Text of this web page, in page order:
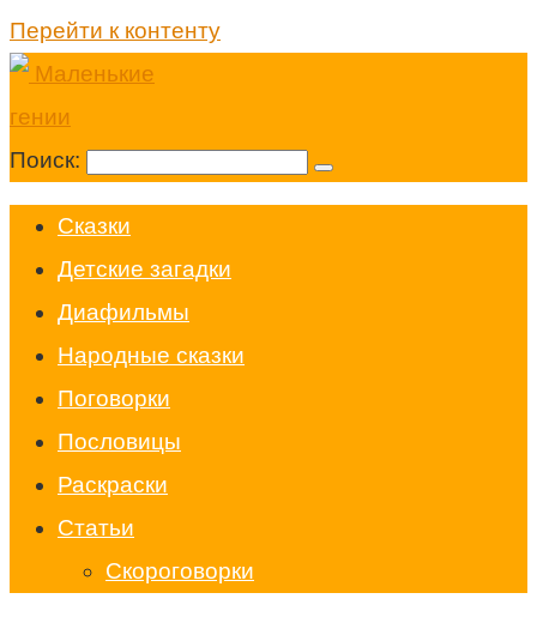
Перейти к контенту
Поиск:
Cказки
Детские загадки
Диафильмы
Народные сказки
Поговорки
Пословицы
Раскраски
Статьи
Скороговорки